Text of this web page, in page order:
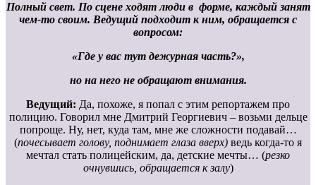
Полный свет. По сцене ходят люди в форме, каждый занят
чем-то своим. Ведущий подходит к ним, обращается с
вопросом:
«Где у вас тут дежурная часть?»,
но на него не обращают внимания.
Ведущий: Да, похоже, я попал с этим репортажем про
полицию. Говорил мне Дмитрий Георгиевич – возьми дельце
попроще. Ну, нет, куда там, мне же сложности подавай…
(почесывает голову, поднимает глаза вверх) ведь когда-то я
мечтал стать полицейским, да, детские мечты… (резко
очнувшись, обращается к залу)